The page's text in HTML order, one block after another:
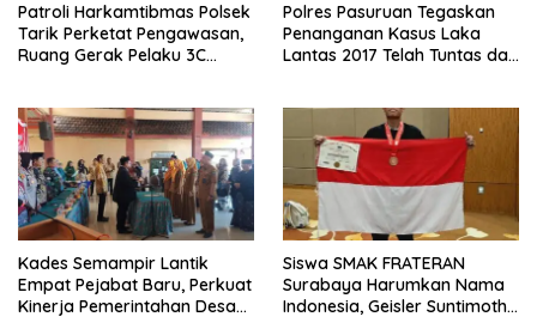
Patroli Harkamtibmas Polsek
Tarik Perketat Pengawasan,
Ruang Gerak Pelaku 3C
Polres Pasuruan Tegaskan
Penanganan Kasus Laka
Lantas 2017 Telah Tuntas dan
Kades Semampir Lantik
Empat Pejabat Baru, Perkuat
Kinerja Pemerintahan Desa
Siswa SMAK FRATERAN
Surabaya Harumkan Nama
Indonesia, Geisler Suntimothy